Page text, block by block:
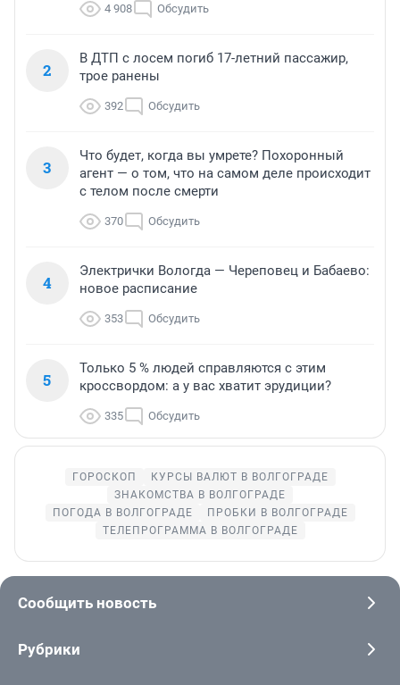
4 908 Обсудить
2
В ДТП с лосем погиб 17-летний пассажир,
трое ранены
392 Обсудить
3
Что будет, когда вы умрете? Похоронный
агент — о том, что на самом деле происходит
с телом после смерти
370 Обсудить
4
Электрички Вологда — Череповец и Бабаево:
новое расписание
353 Обсудить
5
Только 5 % людей справляются с этим
кроссвордом: а у вас хватит эрудиции?
335 Обсудить
ГОРОСКОП
КУРСЫ ВАЛЮТ В ВОЛГОГРАДЕ
ЗНАКОМСТВА В ВОЛГОГРАДЕ
ПОГОДА В ВОЛГОГРАДЕ
ПРОБКИ В ВОЛГОГРАДЕ
ТЕЛЕПРОГРАММА В ВОЛГОГРАДЕ
Сообщить новость
Рубрики